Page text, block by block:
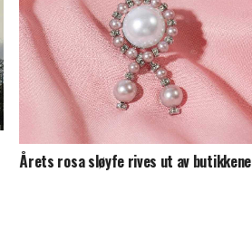
Årets rosa sløyfe rives ut av butikkene